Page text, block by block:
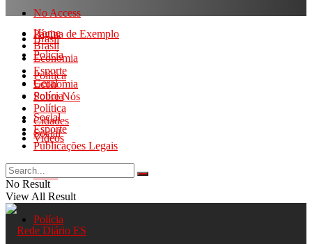
No Access
Página de Exemplo
Polícia
Política
Sobre Nós
Social
Videos
Brasil
Economia
Esporte
Geral
Polícia
Home
Brasil
Economia
Esporte
Geral
Polícia
Política
Cidades
Social
Publicações Legais
No Result
View All Result